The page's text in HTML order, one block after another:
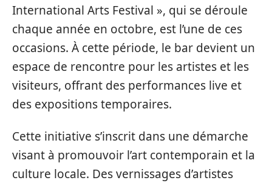
International Arts Festival », qui se déroule
chaque année en octobre, est l’une de ces
occasions. À cette période, le bar devient un
espace de rencontre pour les artistes et les
visiteurs, offrant des performances live et
des expositions temporaires.
Cette initiative s’inscrit dans une démarche
visant à promouvoir l’art contemporain et la
culture locale. Des vernissages d’artistes